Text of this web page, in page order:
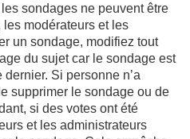
sondages ne peuvent être
modérateurs et les
un sondage, modifiez tout
du sujet car le sondage est
Si personne n’a
supprimer le sondage ou de
si des votes ont été
et les administrateurs